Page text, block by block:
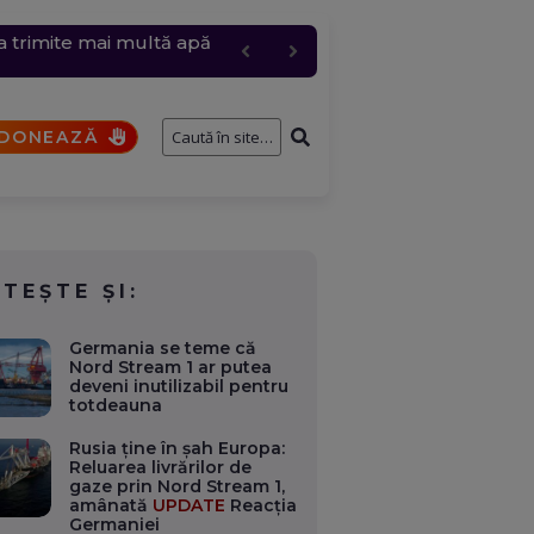
trimite mai multă apă
întâmplă cu cererile și
fiscală
orașe. La Avrig ard 50
pentru „Anna”
ȘI:
Germania se teme că
Nord Stream 1 ar putea
deveni inutilizabil pentru
totdeauna
Rusia ține în șah Europa:
Reluarea livrărilor de
gaze prin Nord Stream 1,
amânată UPDATE Reacția
Germaniei